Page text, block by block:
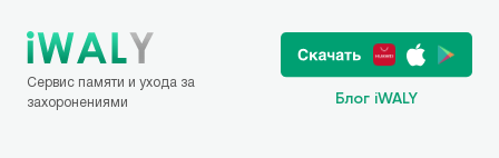
Сервис памяти и ухода за
захоронениями
Блог iWALY